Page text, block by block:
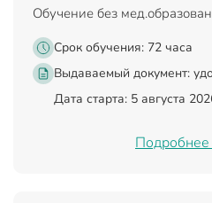
Обучение без
Срок обучения: 72 часа
Выдаваемый документ:
Дата старта: 5 августа
Подробнее